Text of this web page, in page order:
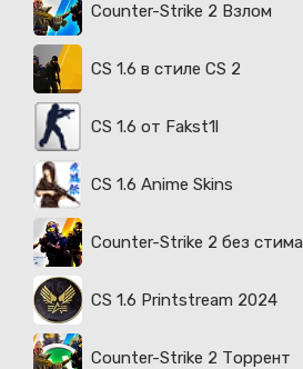
Counter-Strike 2 Взлом
CS 1.6 в стиле CS 2
CS 1.6 от Fakst1l
CS 1.6 Anime Skins
Counter-Strike 2 без стима
CS 1.6 Printstream 2024
Counter-Strike 2 Торрент